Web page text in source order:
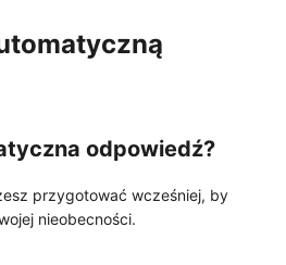
odpowiedź?
przygotować wcześniej, by
nieobecności.